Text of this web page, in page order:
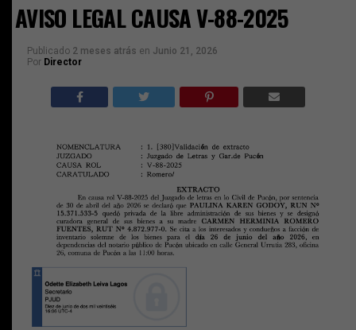
AVISO LEGAL CAUSA V-88-2025
Publicado 2 meses atrás en Junio 21, 2026
Por Director